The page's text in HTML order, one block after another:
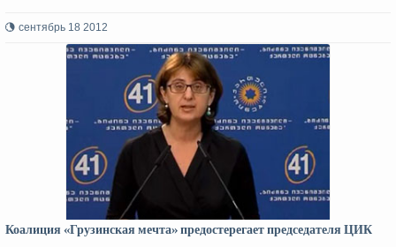
сентябрь 18 2012
Коалиция «Грузинская мечта» предостерегает председателя ЦИК